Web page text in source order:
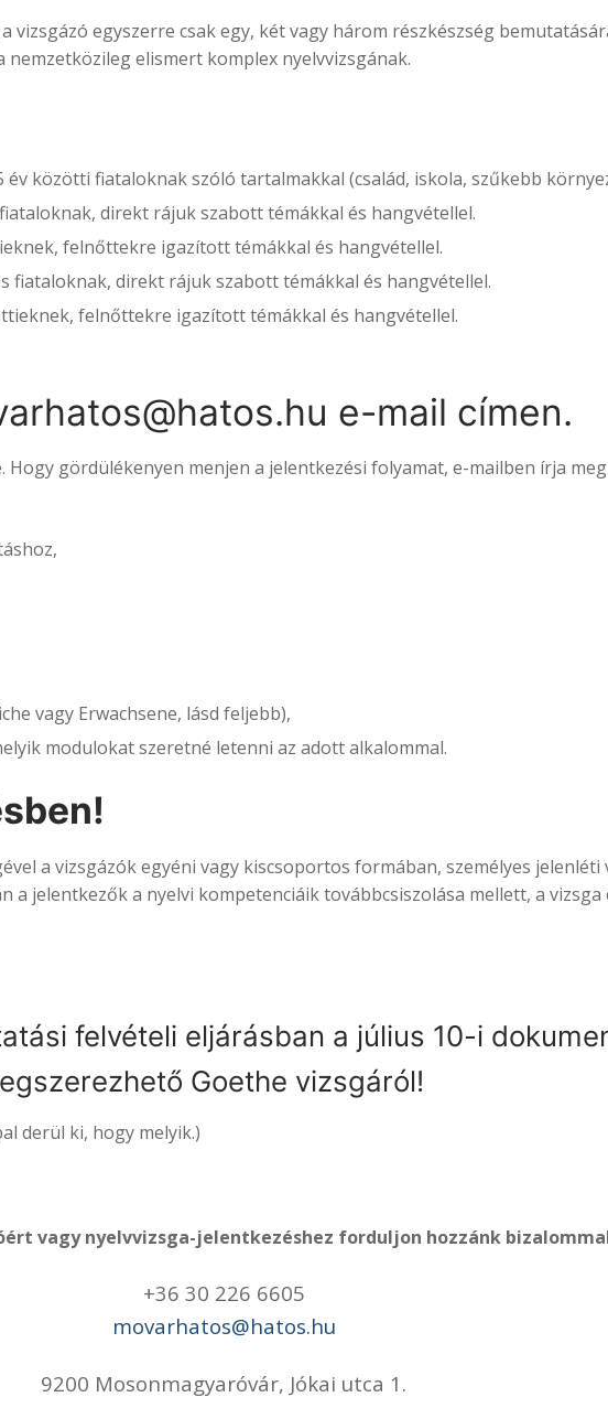
egyszerre csak egy, két vagy három részkészség
elismert komplex nyelvvizsgának.
év közötti fiataloknak szóló tartalmakkal (család, iskola, szűkebb
direkt rájuk szabott témákkal és hangvétellel.
felnőttekre igazított témákkal és hangvétellel.
fiataloknak, direkt rájuk szabott témákkal és hangvétellel.
felnőttekre igazított témákkal és hangvétellel.
e-mail címen.
gördülékenyen menjen a jelentkezési folyamat, e-mailben írja meg
vagy Erwachsene, lásd feljebb),
modulokat szeretné letenni az adott alkalommal.
a vizsgázók egyéni vagy kiscsoportos formában, személyes
a jelentkezők a nyelvi kompetenciáik továbbcsiszolása mellett, a
felvételi eljárásban a július 10-i
Goethe vizsgáról!
derül ki, hogy melyik.)
vagy nyelvvizsga-jelentkezéshez forduljon hozzánk
+36 30 226 6605
movarhatos@hatos.hu
9200 Mosonmagyaróvár, Jókai utca 1.